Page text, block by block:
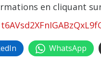
en cliquant
WhatsApp